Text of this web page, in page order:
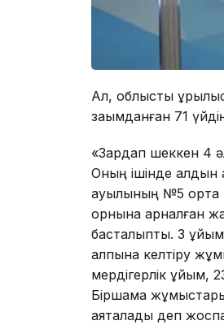
Ал, облыстық
зақымданған 71 үйдің
«Зардап шеккен 4
Оның ішінде алдын
ауылының №5 орта
орнына арналған
басталыпты. 3
қалпына келтіру
мердігерлік ұйым,
Біршама жұмыстары
аяқталады деп